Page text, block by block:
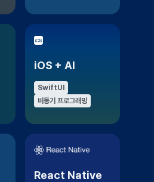
iOS + AI
SwiftUI
비동기 프로그래밍
React Native